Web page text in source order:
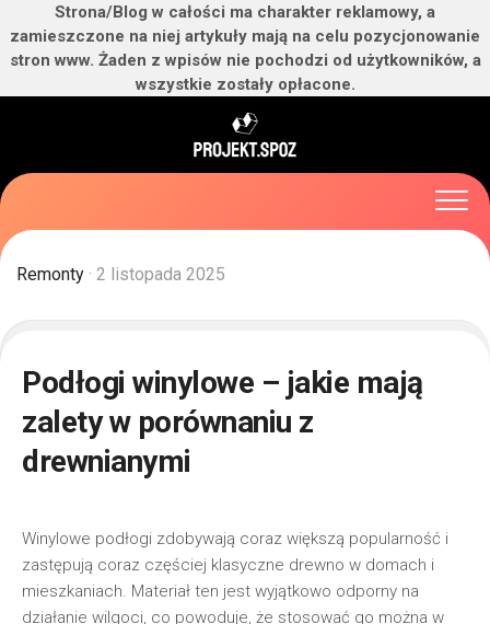
Strona/Blog w całości ma charakter reklamowy, a
zamieszczone na niej artykuły mają na celu pozycjonowanie
stron www. Żaden z wpisów nie pochodzi od użytkowników, a
wszystkie zostały opłacone.
Remonty · 2 listopada 2025
Podłogi winylowe – jakie mają
zalety w porównaniu z
drewnianymi
Winylowe podłogi zdobywają coraz większą popularność i
zastępują coraz częściej klasyczne drewno w domach i
mieszkaniach. Materiał ten jest wyjątkowo odporny na
działanie wilgoci, co powoduje, że stosować go można w